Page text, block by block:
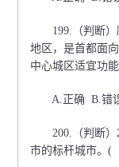
199.（判断）
地区，是首都面
中心城区适宜功
A.正确 B.错
200.（判断）
市的标杆城市